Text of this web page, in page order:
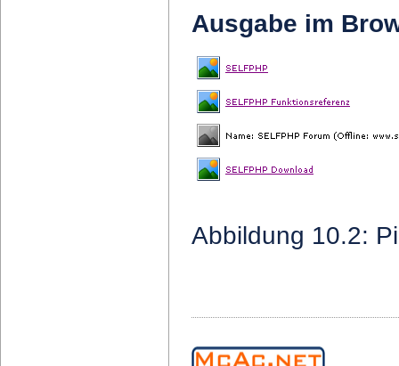
Ausgabe im
Abbildung 10.2: